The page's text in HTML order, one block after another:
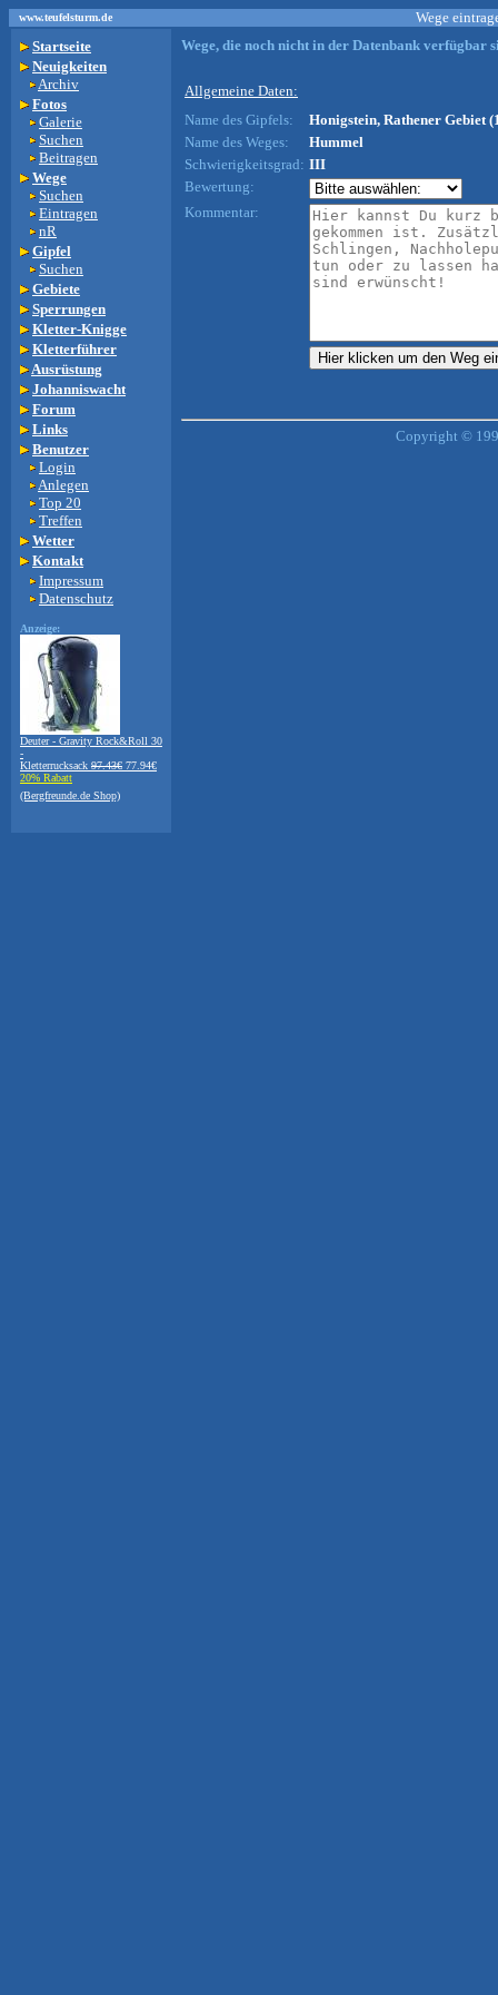
www.teufelsturm.de
Wege
Startseite
Neuigkeiten
Archiv
Fotos
Galerie
Suchen
Beitragen
Wege
Suchen
Eintragen
nR
Gipfel
Suchen
Gebiete
Sperrungen
Kletter-Knigge
Kletterführer
Ausrüstung
Johanniswacht
Forum
Links
Benutzer
Login
Anlegen
Top 20
Treffen
Wetter
Kontakt
Impressum
Datenschutz
Anzeige:
Deuter - Gravity Rock&Roll 30
-
Kletterrucksack 97.43€ 77.94€
20% Rabatt
(Bergfreunde.de Shop)
Wege, die noch nicht in der Datenbank verfügbar
Allgemeine Daten:
Name des Gipfels:
Honigstein, Rathener Gebiet
Name des Weges:
Hummel
Schwierigkeitsgrad: III
Bewertung:
Kommentar:
Copyright ©